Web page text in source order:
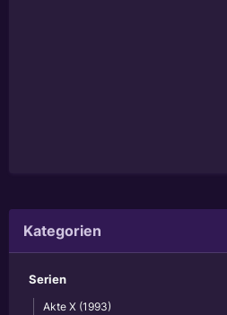
Kategorien
Serien
Akte X (1993)